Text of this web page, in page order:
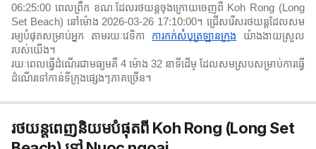
06:25:00 ពេលព្រឹក ខណៈដែលរថយន្តចុងក្រោយចេញពី Koh Rong (Long
Set Beach) នៅម៉ោង 2026-03-26 17:10:00។ ជ្រើសរើសរថយន្តដែលសម
រម្យបំផុតសម្រាប់អ្នក តាមរយៈវេទិកា ការកក់សំបុត្រឡានក្រុង យ៉ាងងាយស្រួល
របស់យើង។
រយៈពេលធ្វើដំណើរជាមធ្យមគឺ 4 ម៉ោង 32 នាទី​ដើម្ ដែលសមស្របសម្រាប់ការធ្វើ
ដំណើរទៅកាន់ទីក្រុងផ្សេងៗភាគច្រើន។
រថយន្តពេញនិយមបំផុតពី Koh Rong (Long Set